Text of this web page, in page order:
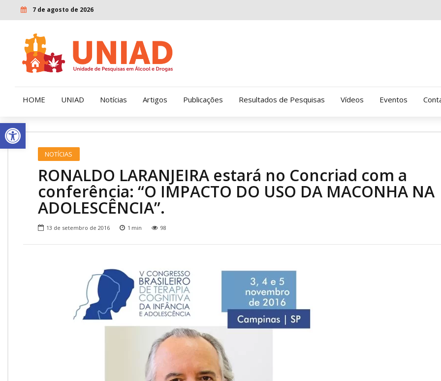
Open toolbar
7 de agosto de 2026
HOME UNIAD
Nossa História
Nossa Missão e Valores
Diretoria
Amor-Exigente
Notícias Artigos Publicações Resultados de Pesquisas Vídeos Eventos
NOTÍCIAS
RONALDO LARANJEIRA estará no Concriad com a
conferência: “O IMPACTO DO USO DA MACONHA NA
ADOLESCÊNCIA”.
13 de setembro de 2016 1 min 98